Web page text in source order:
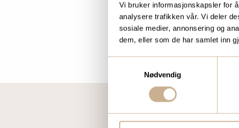
Vi bruker informasjonskapsler for
analysere trafikken vår. Vi deler
sosiale medier, annonsering og
dem, eller som de har samlet inn
Nødvendig